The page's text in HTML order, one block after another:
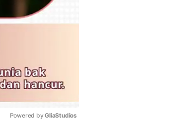
Powered by GliaStudios